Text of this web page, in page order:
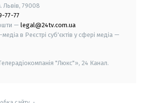
Львів, 79008
77-77
— legal@24tv.com.ua
в Реєстрі суб'єктів у сфері медіа —
"Люкс"», 24 Канал.